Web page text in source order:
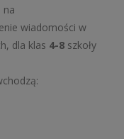
na
wiadomości w
dla klas 4-8 szkoły